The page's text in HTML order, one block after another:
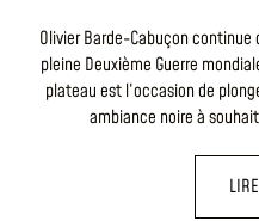
Olivier Barde-Cabuçon continue
pleine Deuxième Guerre
plateau est l’occasion de
ambiance noire à